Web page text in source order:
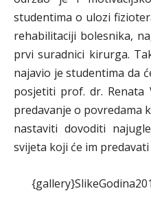
studentima o ulozi
rehabilitaciji bolesnika,
prvi suradnici kirurga.
najavio je studentima da
posjetiti prof. dr.
predavanje o povredama
nastaviti dovoditi
svijeta koji će im